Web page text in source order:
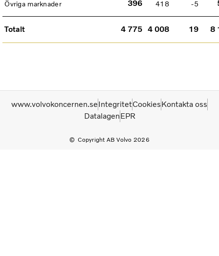
Övriga marknader 396 418 -5
Totalt 4 775 4 008 19 8
Copyright AB Volvo 2026
www.volvokoncernen.seIntegritetCookiesKontakta oss
DatalagenEPR